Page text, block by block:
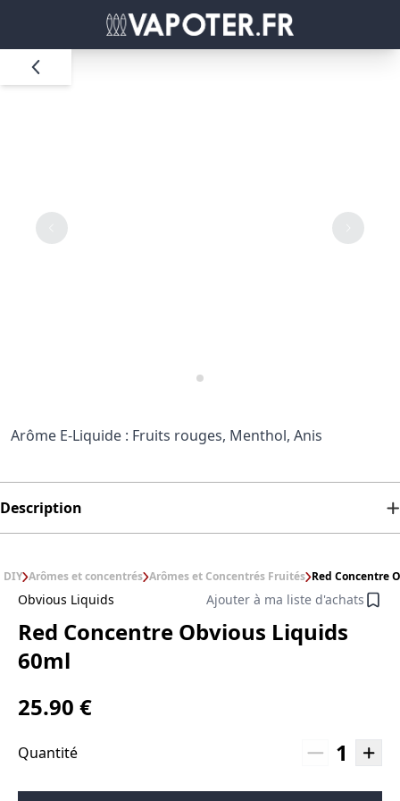
Arôme E-Liquide : Fruits rouges, Menthol, Anis
Description
DIY Arômes et concentrés Arômes et Concentrés Fruités Red Concentre
Obvious Liquids Ajouter à ma liste d'achats
Red Concentre Obvious Liquids
60ml
25.90 €
Quantité 1